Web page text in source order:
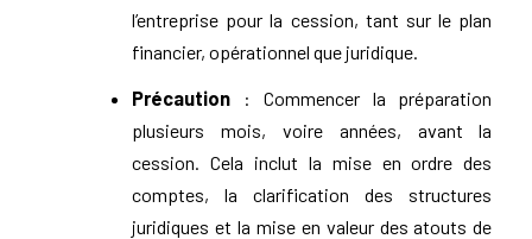
l’entreprise pour la cession, tant sur le plan
financier, opérationnel que juridique.
Précaution : Commencer la préparation
plusieurs mois, voire années, avant la
cession. Cela inclut la mise en ordre des
comptes, la clarification des structures
juridiques et la mise en valeur des atouts de